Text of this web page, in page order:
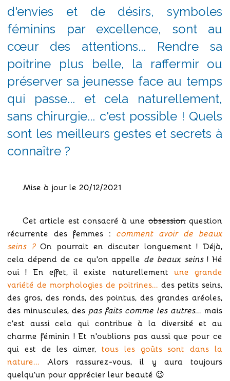
d'envies et de désirs, symboles
féminins par excellence, sont au
cœur des attentions... Rendre sa
poitrine plus belle, la raffermir ou
préserver sa jeunesse face au temps
qui passe... et cela naturellement,
sans chirurgie... c'est possible ! Quels
sont les meilleurs gestes et secrets à
connaître ?
Mise à jour le 20/12/2021
Cet article est consacré à uneobsessionquestion
récurrente des femmes : comment avoir de beaux
seins ?On pourrait en discuter longuement ! Déjà,
cela dépend de ce qu'on appelle de beaux seins! Hé
oui ! En effet, il existe naturellement une grande
variété de morphologies de poitrines... des petits seins,
des gros, des ronds, des pointus, des grandes aréoles,
des minuscules, des pas faits comme les autres... mais
c'est aussi cela qui contribue à la diversité et au
charme féminin ! Et n'oublions pas aussi que pour ce
qui est de les aimer, tous les goûts sont dans la
nature... Alors rassurez-vous, il y aura toujours
quelqu'un pour apprécier leur beauté 😉